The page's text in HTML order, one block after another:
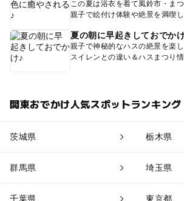
この夏は浴衣を着て風鈴市・まつ
親子で絵付け体験や絶景を満喫し
夏の朝に早起きしておでか
親子で神秘的なハスの絶景を楽し
スイレンとの違い＆ハスまつり
関東おでかけ人気スポットランキング
茨城県 栃木県
群馬県 埼玉県
千葉県 東京都